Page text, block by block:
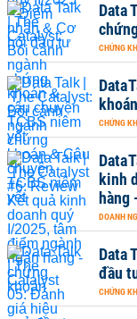
Data
CHỨNG
Data
CHỨNG
Data
kinh
hàng
DOANH
Data
đầu
CHỨNG